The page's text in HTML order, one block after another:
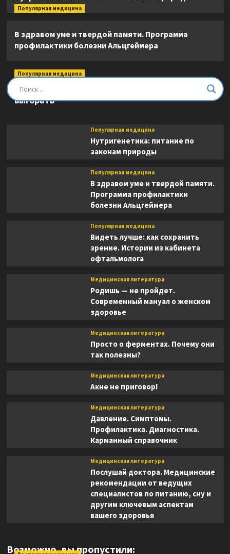
Популярная медицина
В здравом уме и твердой памяти. Программа
профилактики болезни Альцгеймера
Популярная медицина
Быть врачом. Как помогать, развиваться и не
выгорать
Популярная медицина
Нутригенетика: питание по
законам природы
Популярная медицина
В здравом уме и твердой памяти.
Программа профилактики
болезни Альцгеймера
Популярная медицина
Видеть лучше: как сохранить
зрение. Истории из кабинета
офтальмолога
Медицинская литература
Родишь — не пройдет.
Современный мануал о женском
здоровье
Медицинская литература
Просто о ферментах. Почему они
так полезны?
Медицинская литература
Акне не приговор!
Медицинская литература
Давление. Симптомы.
Профилактика. Диагностика.
Карманный справочник
Медицинская литература
Послушай доктора. Медицинские
рекомендации от ведущих
специалистов по питанию, сну и
другим ключевым аспектам
вашего здоровья
Возможно, вы пропустили: